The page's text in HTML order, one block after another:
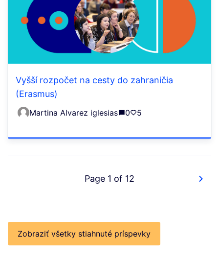
Vyšší rozpočet na cesty do zahraničia
(Erasmus)
Martina Alvarez iglesias 0 5
Page 1 of 12
Zobraziť všetky stiahnuté príspevky